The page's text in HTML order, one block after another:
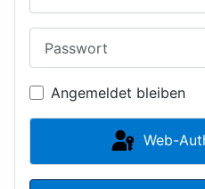
Angemeldet bleiben
Web-